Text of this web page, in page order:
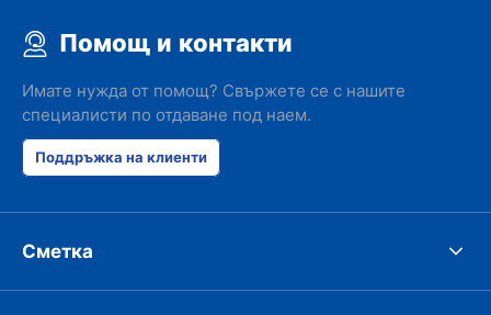
Помощ и контакти
Имате нужда от помощ? Свържете се с нашите
специалисти по отдаване под наем.
Поддръжка на клиенти
Сметка